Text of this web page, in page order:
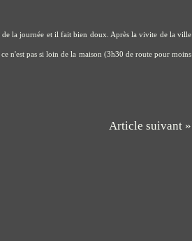
de la journée et il fait bien doux. Après la vivite de la ville
n'est pas si loin de la maison (3h30 de route pour moins
Article suivant »